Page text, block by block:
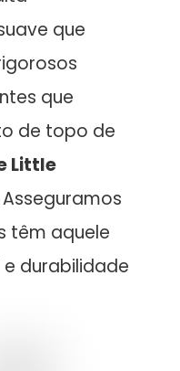
que
que
de topo de
Little
têm aquele
durabilidade